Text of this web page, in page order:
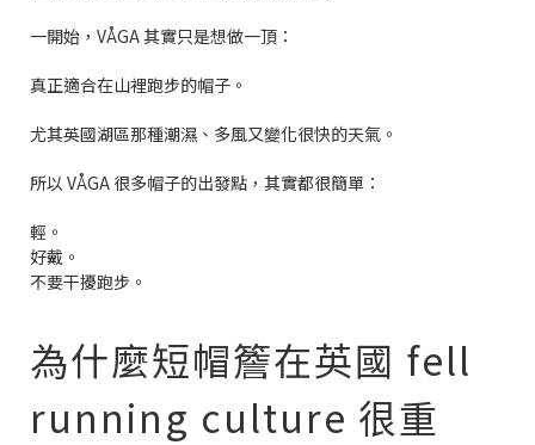
一開始，VÅGA 其實只是想做一頂：
真正適合在山裡跑步的帽子。
尤其英國湖區那種潮濕、多風又變化很快的天氣。
所以 VÅGA 很多帽子的出發點，其實都很簡單：
輕。
好戴。
不要干擾跑步。
為什麼短帽簷在英國 fell
running culture 很重